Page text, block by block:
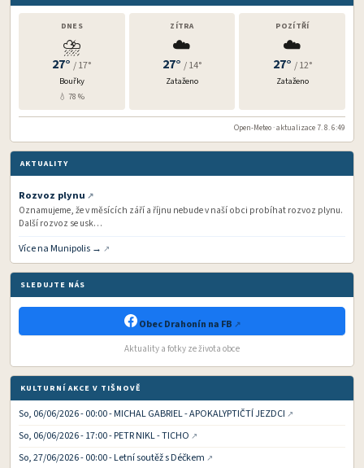
DNES
⛈️
27°/ 17°
Bouřky
💧 78 %
ZÍTRA
☁️
27° / 14°
Zataženo
POZÍTŘÍ
☁️
27° / 12°
Zataženo
Open-Meteo · aktualizace 7. 8. 6:49
AKTUALITY
Rozvoz plynu
Oznamujeme, že v měsících září a říjnu nebude v naší obci probíhat rozvoz plynu.
Další rozvoz se usk…
Více na Munipolis →
SLEDUJTE NÁS
Obec Drahonín na FB
Aktuality a fotky ze života obce
KULTURNÍ AKCE V TIŠNOVĚ
So, 06/06/2026 - 00:00 - MICHAL GABRIEL - APOKALYPTIČTÍ JEZDCI
So, 06/06/2026 - 17:00 - PETR NIKL - TICHO
So, 27/06/2026 - 00:00 - Letní soutěž s Déčkem